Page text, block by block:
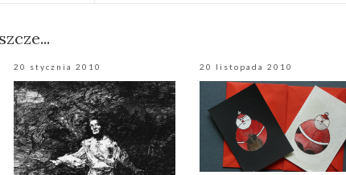
20 stycznia 2010 20 listopada 2010